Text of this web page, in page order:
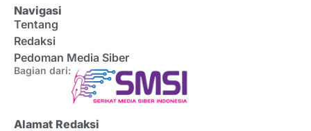
Navigasi
Tentang
Redaksi
Pedoman Media Siber
Bagian dari:
Alamat Redaksi